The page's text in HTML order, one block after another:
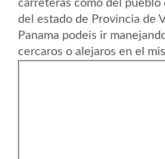
carreteras como del pueblo
del estado de Provincia de
Panama podeis ir
cercaros o alejaros en el